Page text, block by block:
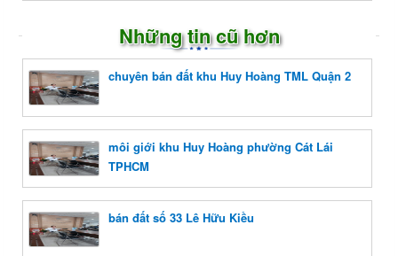
Những tin cũ hơn
chuyên bán đất khu Huy Hoàng TML Quận 2
môi giới khu Huy Hoàng phường Cát Lái
TPHCM
bán đất số 33 Lê Hữu Kiều